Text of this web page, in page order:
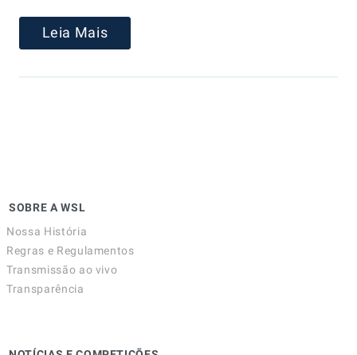
Leia Mais
SOBRE A WSL
Nossa História
Regras e Regulamentos
Transmissão ao vivo
Transparência